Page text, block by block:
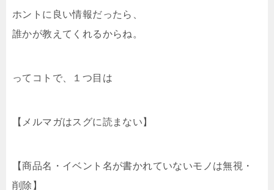
ホントに良い情報だったら、
誰かが教えてくれるからね。
ってコトで、１つ目は
【メルマガはスグに読まない】
【商品名・イベント名が書かれていないモノは無視・
削除】